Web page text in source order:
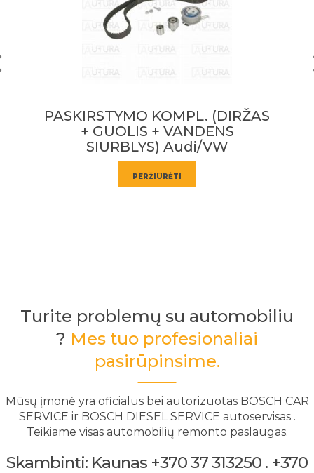
(DIRŽAS
PASKIRSTYMO KOMPL.
GUOLIS + AUIN. SK.
VOLVO C30, S40 II, S80
Turite problemų su automobiliu
? Mes tuo profesionaliai
pasirūpinsime.
Mūsų įmonė yra oficialus bei autorizuotas BOSCH CAR
SERVICE ir BOSCH DIESEL SERVICE autoservisas .
Teikiame visas automobilių remonto paslaugas.
Skambinti: Kaunas +370 37 313250 . +370